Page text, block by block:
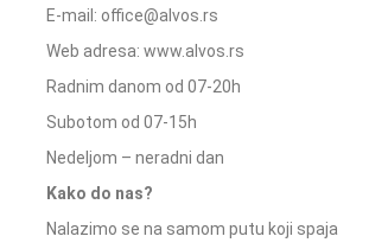
E-mail: office@alvos.rs
Web adresa: www.alvos.rs
Radnim danom od 07-20h
Subotom od 07-15h
Nedeljom – neradni dan
Kako do nas?
Nalazimo se na samom putu koji spaja